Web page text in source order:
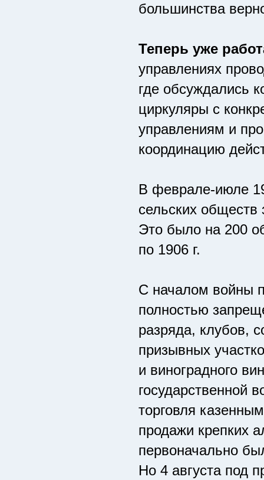
большинства
Теперь уже
управлениях
где обсуждались
циркуляры с
управлениям и
координацию
В феврале-июле
сельских обществ
Это было на 200
по 1906 г.
С началом войны
полностью
разряда, клубов,
призывных
и виноградного
государственной
торговля
продажи крепких
первоначально
Но 4 августа под